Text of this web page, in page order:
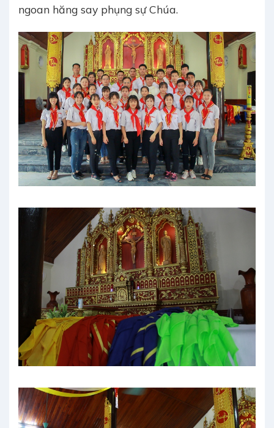
ngoan hăng say phụng sự Chúa.